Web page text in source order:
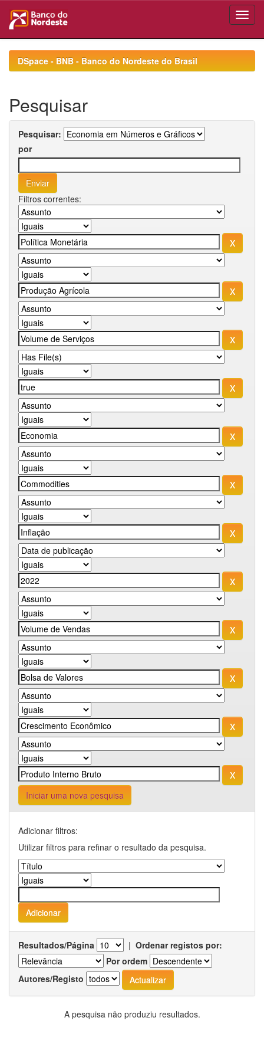
navigationDSpace - BNB - Banco do Nordeste do Brasil
Pesquisar
Pesquisar:
por
Filtros correntes:
Iniciar uma nova pesquisa
Adicionar filtros:
Utilizar filtros para refinar o resultado da pesquisa.
Resultados/Página | Ordenar registos por:
Por ordem
Autores/Registo
A pesquisa não produziu resultados.